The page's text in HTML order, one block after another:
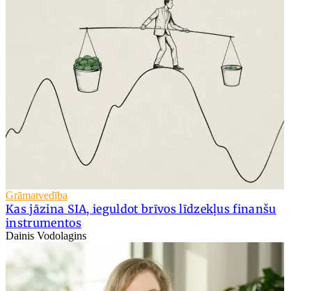
Grāmatvedība
Kas jāzina SIA, ieguldot brīvos līdzekļus finanšu
instrumentos
Dainis Vodolagins